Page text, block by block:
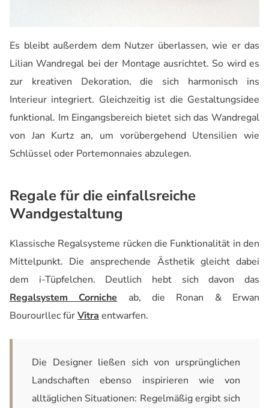
Es bleibt außerdem dem Nutzer überlassen, wie er das
Lilian Wandregal bei der Montage ausrichtet. So wird es
zur kreativen Dekoration, die sich harmonisch ins
Interieur integriert. Gleichzeitig ist die Gestaltungsidee
funktional. Im Eingangsbereich bietet sich das Wandregal
von Jan Kurtz an, um vorübergehend Utensilien wie
Schlüssel oder Portemonnaies abzulegen.
Regale für die einfallsreiche
Wandgestaltung
Klassische Regalsysteme rücken die Funktionalität in den
Mittelpunkt. Die ansprechende Ästhetik gleicht dabei
dem i-Tüpfelchen. Deutlich hebt sich davon das
Regalsystem Corniche ab, die Ronan & Erwan
Bourourllec fürVitra entwarfen.
Die Designer ließen sich von ursprünglichen
Landschaften ebenso inspirieren wie von
alltäglichen Situationen: Regelmäßig ergibt sich